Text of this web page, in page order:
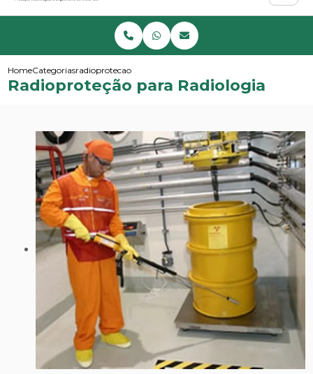
HomeCategoriasradioprotecao para radiologia
Radioproteção para Radiologia